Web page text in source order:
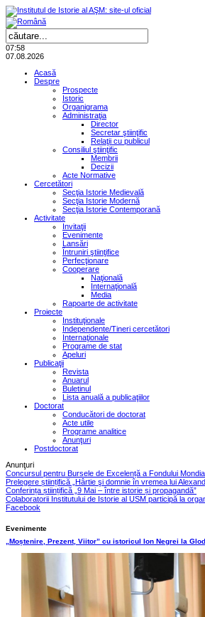
07:58
07.08.2026
Acasă
Despre
Prospecte
Istoric
Organigrama
Administraţia
Director
Secretar ştiinţific
Relaţii cu publicul
Consiliul ştiinţific
Membrii
Decizii
Acte Normative
Cercetători
Secţia Istorie Medievală
Secţia Istorie Modernă
Secţia Istorie Contemporană
Activitate
Invitaţii
Evenimente
Lansări
Întruniri ştiinţifice
Perfecţionare
Cooperare
Naţională
Internaţională
Media
Rapoarte de activitate
Proiecte
Instituţionale
Independente/Tineri cercetători
Internaţionale
Programe de stat
Apeluri
Publicaţii
Revista
Anuarul
Buletinul
Lista anuală a publicaţiilor
Doctorat
Conducători de doctorat
Acte utile
Programe analitice
Anunţuri
Postdoctorat
Anunţuri
Concursul pentru Bursele de Excelență a Fondului
Prelegere științifică „Hârtie şi domnie în vremea lui
Conferința științifică „9 Mai – între istorie și propagandă”
Colaboratorii Institutului de Istorie al USM participă la
Facebook
Evenimente
„Moștenire, Prezent, Viitor” cu istoricul Ion Negrei la